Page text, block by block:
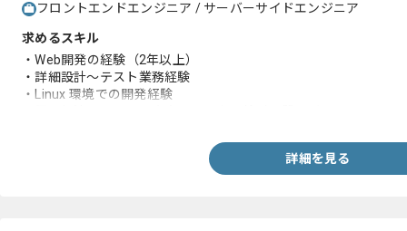
フロントエンドエンジニア / サーバーサイドエンジニア
求めるスキル
・Web開発の経験（2年以上）
・詳細設計～テスト業務経験
・Linux 環境での開発経験
詳細を見る